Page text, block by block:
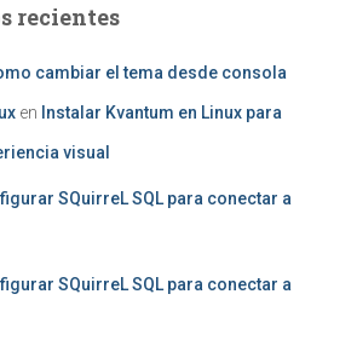
recientes
cambiar el tema desde consola
en Instalar Kvantum en Linux para
visual
SQuirreL SQL para conectar a
SQuirreL SQL para conectar a